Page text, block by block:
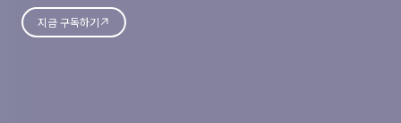
지금 구독하기